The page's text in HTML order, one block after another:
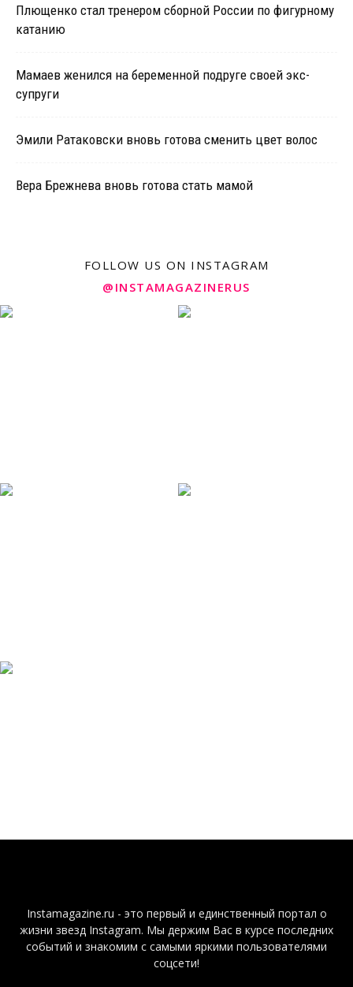
Плющенко стал тренером сборной России по фигурному
катанию
Мамаев женился на беременной подруге своей экс-
супруги
Эмили Ратаковски вновь готова сменить цвет волос
Вера Брежнева вновь готова стать мамой
FOLLOW US ON INSTAGRAM
@INSTAMAGAZINERUS
Instamagazine.ru - это первый и единственный портал о
жизни звезд Instagram. Мы держим Вас в курсе последних
событий и знакомим с самыми яркими пользователями
соцсети!